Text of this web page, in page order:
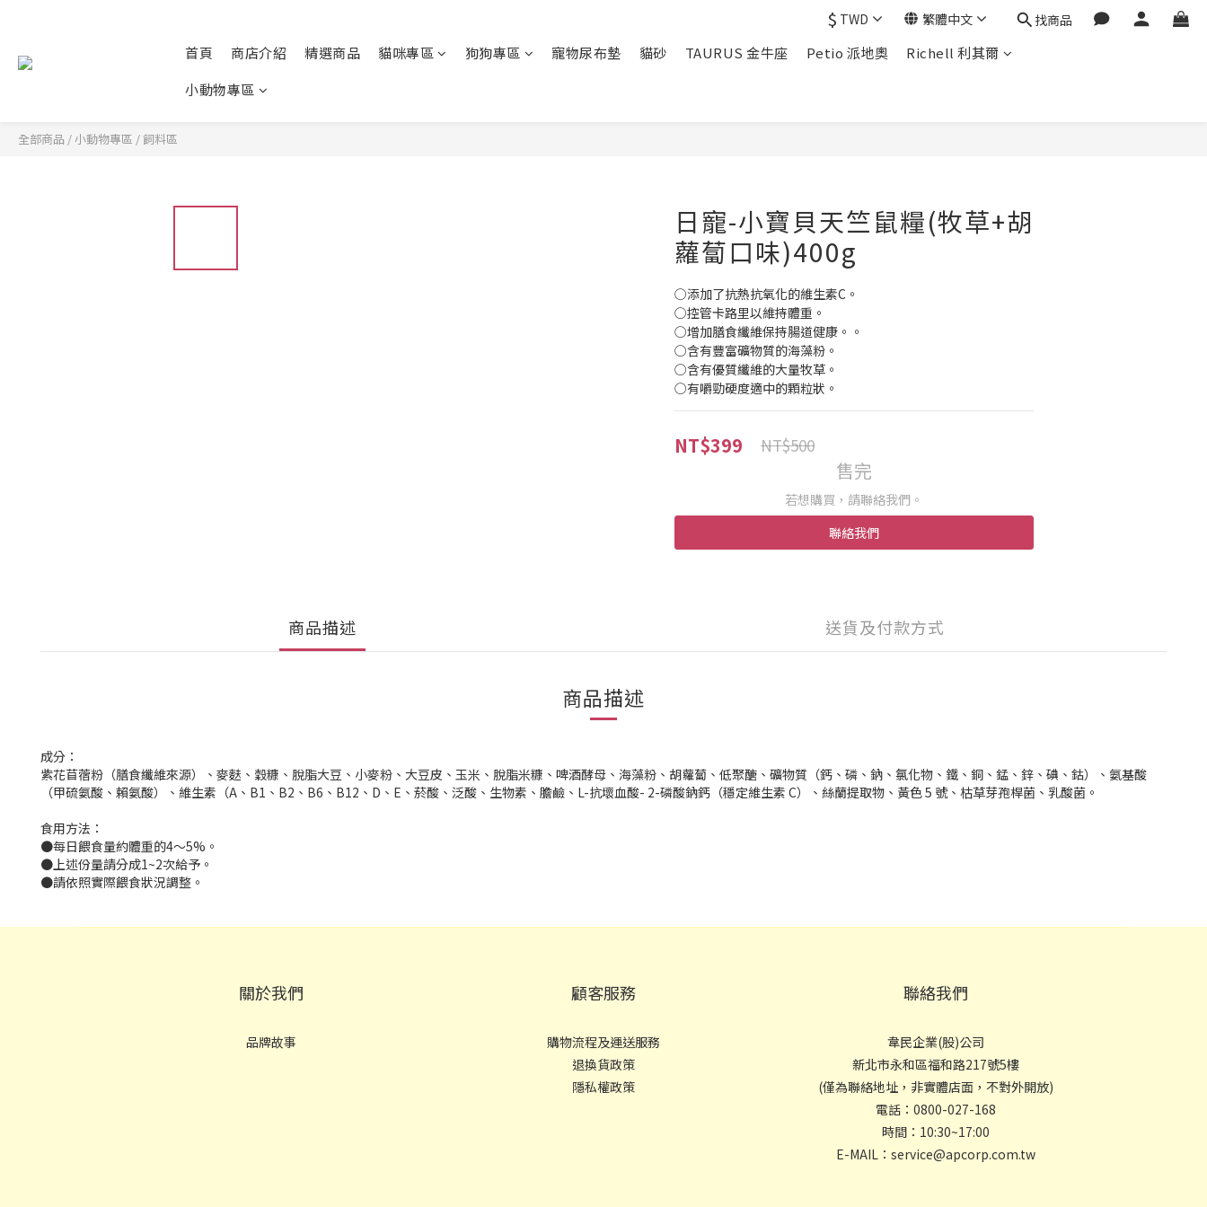
$ TWD 繁體中文 找商品
首頁 商店介紹 精選商品 貓咪專區 狗狗專區 寵物尿布墊 貓砂 TAURUS 金牛座 Petio 派地奧
Richell 利其爾
小動物專區
全部商品 /小動物專區 /飼料區
日寵-小寶貝天竺鼠糧(牧草+胡
蘿蔔口味)400g
○添加了抗熱抗氧化的維生素C。
○控管卡路里以維持體重。
○增加膳食纖維保持腸道健康。。
○含有豐富礦物質的海藻粉。
○含有優質纖維的大量牧草。
○有嚼勁硬度適中的顆粒狀。
NT$399 NT$500
售完
若想購買，請聯絡我們。
聯絡我們
商品描述 送貨及付款方式
商品描述
成分：
紫花苜蓿粉（膳食纖維來源）、麥麩、穀糠、脫脂大豆、小麥粉、大豆皮、玉米、脫脂米糠、啤酒酵母、海藻粉、胡蘿蔔、低聚醣、礦物質（鈣、磷、鈉、氯化物、鐵、銅、錳、鋅、碘、鈷）、氨基酸
（甲硫氨酸、賴氨酸）、維生素（A、B1、B2、B6、B12、D、E、菸酸、泛酸、生物素、膽鹼、L-抗壞血酸- 2-磷酸鈉鈣（穩定維生素 C）、絲蘭提取物、黃色 5 號、枯草芽孢桿菌、乳酸菌。
食用方法：
●每日餵食量約體重的4～5%。
●上述份量請分成1~2次給予。
●請依照實際餵食狀況調整。
關於我們
品牌故事
顧客服務
購物流程及運送服務
退換貨政策
隱私權政策
聯絡我們
韋民企業(股)公司
新北市永和區福和路217號5樓
(僅為聯絡地址，非實體店面，不對外開放)
電話：0800-027-168
時間：10:30~17:00
E-MAIL：service@apcorp.com.tw